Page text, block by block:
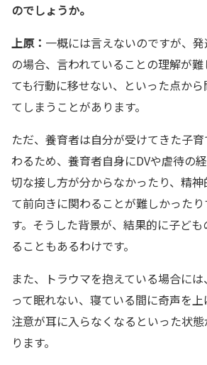
のでしょうか。
上原： 一概には言えないのですが、
の場合、言われていることの理解が
ても行動に移せない、といった点か
てしまうことがあります。
ただ、養育者は自分が受けてきた子
わるため、養育者自身にDVや虐待の
切な接し方が分からなかったり、精
て前向きに関わることが難しかった
す。そうした背景が、結果的に子ど
ることもあるわけです。
また、トラウマを抱えている場合に
って眠れない、寝ている間に奇声を
注意が耳に入らなくなるといった状
ります。